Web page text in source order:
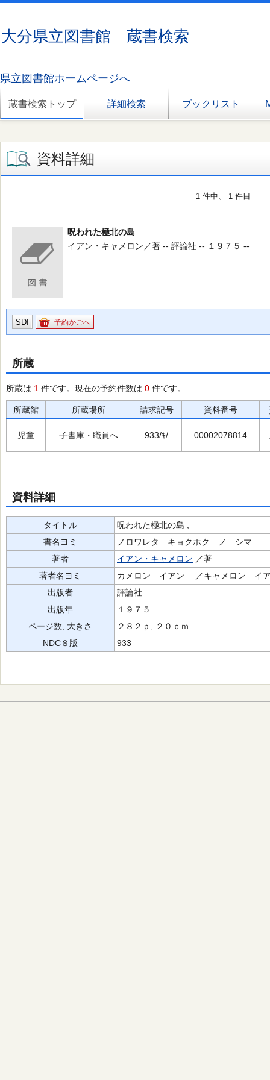
大分県立図書館 蔵書検索
県立図書館ホームページへ
蔵書検索トップ 詳細検索 ブックリスト
資料詳細
1 件中、 1 件目
呪われた極北の島
イアン・キャメロン／著 -- 評論社 -- １９７５ --
SDI 予約かごへ
所蔵
所蔵は 1 件です。現在の予約件数は 0 件です。
所蔵館 所蔵場所 請求記号 資料番号
児童 子書庫・職員へ 933/ｷ/ 00002078814
資料詳細
タイトル
呪われた極北の島 ,
書名ヨミ
ノロワレタ キョクホク ノ シマ
著者
イアン・キャメロン ／著
著者名ヨミ
カメロン イアン ／キャメロン イ
出版者
評論社
出版年
１９７５
ページ数, 大きさ
２８２ｐ, ２０ｃｍ
NDC８版
933